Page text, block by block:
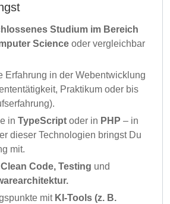
Studium im Bereich
Science oder vergleichbar
Erfahrung in der Webentwicklung
Praktikum oder bis
in TypeScript oder in PHP – in
dieser Technologien bringst Du
mit.
Clean Code, Testing und
.
mit KI-Tools (z. B.